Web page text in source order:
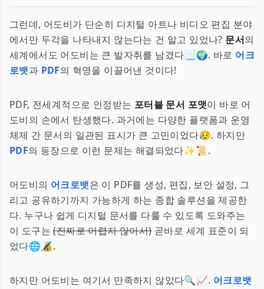
그런데, 어도비가 단순히 디지털 아트나 비디오 편집 분야
에서만 두각을 나타내지 않는다는 건 알고 있었나? 문서의
세계에서도 어도비는 큰 발자취를 남겼다📃🌍. 바로 어크
로뱃과 PDF의 혁명을 이끌어낸 것이다!
PDF, 전세계적으로 인정받는 포터블 문서 포맷이 바로 어
도비의 손에서 탄생했다. 과거에는 다양한 플랫폼과 운영
체제 간 문서의 일관된 표시가 큰 고민이었다😥. 하지만
PDF의 등장으로 이런 문제는 해결되었다✨📜.
어도비의 어크로뱃은 이 PDF를 생성, 편집, 보안 설정, 그
리고 공유하기까지 가능하게 하는 종합 솔루션을 제공한
다. 누구나 쉽게 디지털 문서를 다룰 수 있도록 도와주는
이 도구는(진짜로 어렵지 않아서)곧바로 세계 표준이 되
었다🌐🔏.
하지만 어도비는 여기서 만족하지 않았다🔍📈. 어크로뱃